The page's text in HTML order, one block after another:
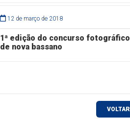
12 de março de 2018
1ª edição do concurso fotográfico
de nova bassano
VOLTAR